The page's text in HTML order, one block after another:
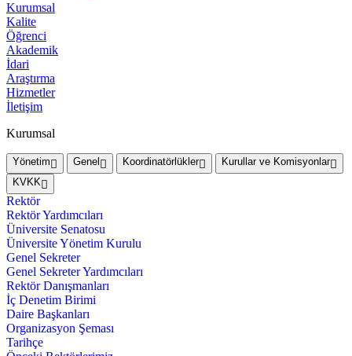
Kurumsal
Kalite
Öğrenci
Akademik
İdari
Araştırma
Hizmetler
İletişim
Kurumsal
Yönetim Genel Koordinatörlükler
Kurullar ve Komisyonlar
KVKK
Rektör
Rektör Yardımcıları
Üniversite Senatosu
Üniversite Yönetim Kurulu
Genel Sekreter
Genel Sekreter Yardımcıları
Rektör Danışmanları
İç Denetim Birimi
Daire Başkanları
Organizasyon Şeması
Tarihçe